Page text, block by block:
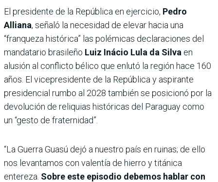
El presidente de la República en ejercicio, Pedro
Alliana, señaló la necesidad de elevar hacia una
“franqueza histórica” las polémicas declaraciones del
mandatario brasileño Luiz Inácio Lula da Silva en
alusión al conflicto bélico que enlutó la región hace 160
años. El vicepresidente de la República y aspirante
presidencial rumbo al 2028 también se posicionó por la
devolución de reliquias históricas del Paraguay como
un “gesto de fraternidad”.
“La Guerra Guasú dejó a nuestro país en ruinas; de ello
nos levantamos con valentía de hierro y titánica
entereza. Sobre este episodio debemos hablar con